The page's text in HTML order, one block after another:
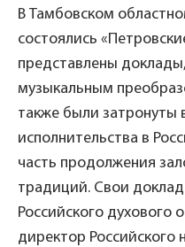
В Тамбовском
состоялись
представлены
музыкальным
также были затронуты
исполнительства в
часть продолжения
традиций. Свои
Российского духового
директор Российского